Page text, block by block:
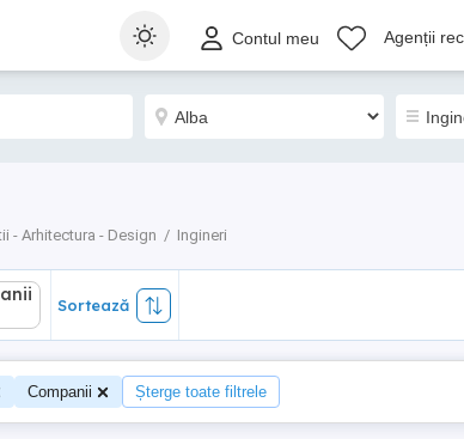
Contul meu Agenții
- Arhitectura - Design Ingineri
Sortează
Companii Șterge toate filtrele